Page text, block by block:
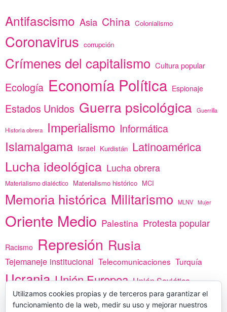
Antifascismo Asia China Colonialismo
Coronavirus corrupción
Crímenes del capitalismo Cultura popular
Ecología Economía Política Espionaje
Estados Unidos Guerra psicológica Guerrilla
Historia obrera Imperialismo Informática
Islamalgama Israel Kurdistán Latinoamérica
Lucha ideológica Lucha obrera
Materialismo dialéctico Materialismo histórico MCI
Memoria histórica Militarismo MLNV Mujer
Oriente Medio Palestina Protesta popular
Racismo Represión Rusia
Tejemaneje institucional Telecomunicaciones Turquía
Ucrania Unión Europea Unión Soviética
vacunas Yemen África
Utilizamos cookies propias y de terceros para garantizar el
funcionamiento de la web, medir su uso y mejorar nuestros